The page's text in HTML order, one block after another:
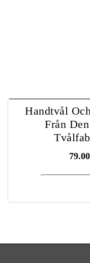
Handtvål
Från
79.00